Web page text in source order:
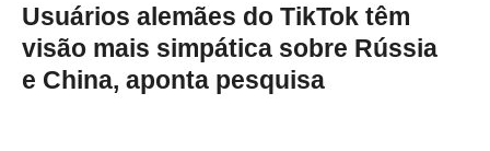
Usuários alemães do TikTok têm
visão mais simpática sobre Rússia
e China, aponta pesquisa